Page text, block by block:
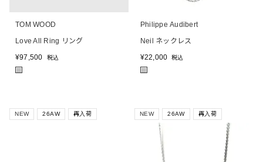
TOM WOOD
Love All Ring リング
¥97,500 税込
Philippe Audibert
Neil ネックレス
¥22,000 税込
NEW 26AW 再入荷 NEW 26AW 再入荷